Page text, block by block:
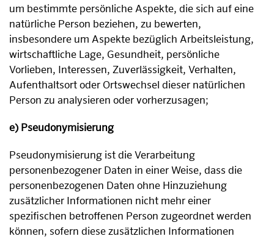
um bestimmte persönliche Aspekte, die sich auf eine
natürliche Person beziehen, zu bewerten,
insbesondere um Aspekte bezüglich Arbeitsleistung,
wirtschaftliche Lage, Gesundheit, persönliche
Vorlieben, Interessen, Zuverlässigkeit, Verhalten,
Aufenthaltsort oder Ortswechsel dieser natürlichen
Person zu analysieren oder vorherzusagen;
e) Pseudonymisierung
Pseudonymisierung ist die Verarbeitung
personenbezogener Daten in einer Weise, dass die
personenbezogenen Daten ohne Hinzuziehung
zusätzlicher Informationen nicht mehr einer
spezifischen betroffenen Person zugeordnet werden
können, sofern diese zusätzlichen Informationen